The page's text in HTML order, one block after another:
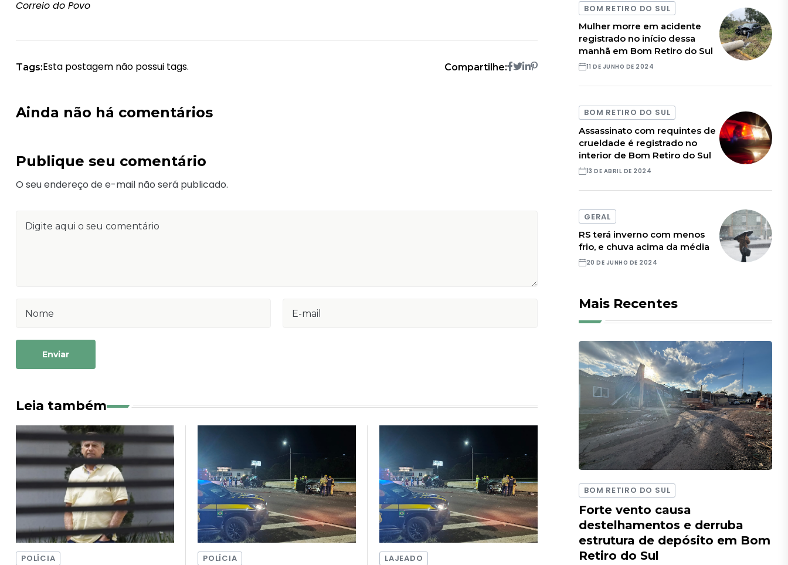
Correio do Povo
Tags:Esta postagem não possui tags. Compartilhe:
Ainda não há comentários
Publique seu comentário
O seu endereço de e-mail não será publicado.
Enviar
Leia também
POLÍCIA POLÍCIA LAJEADO
BOM RETIRO DO SUL
Mulher morre em acidente
registrado no início dessa
manhã em Bom Retiro do Sul
11 DE JUNHO DE 2024
BOM RETIRO DO SUL
Assassinato com requintes de
crueldade é registrado no
interior de Bom Retiro do Sul
13 DE ABRIL DE 2024
GERAL
RS terá inverno com menos
frio, e chuva acima da média
20 DE JUNHO DE 2024
Mais Recentes
BOM RETIRO DO SUL
Forte vento causa
destelhamentos e derruba
estrutura de depósito em Bom
Retiro do Sul